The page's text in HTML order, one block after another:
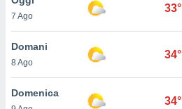
è
al sito
di
ci
7 Ago
33°
Domani
8 Ago
34°
Domenica
34°